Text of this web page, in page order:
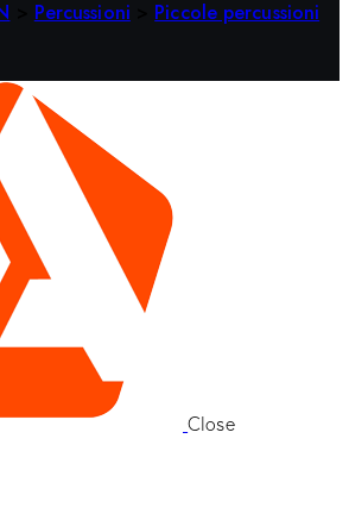
Percussioni
Piccole percussioni
Close